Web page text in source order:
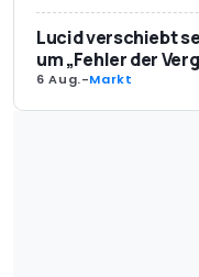
Lucid verschiebt
um „Fehler der
6 Aug.-Markt